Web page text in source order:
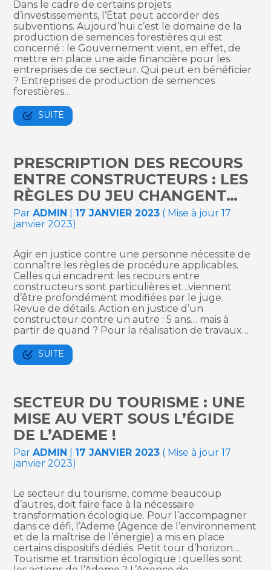
Dans le cadre de certains projets
d’investissements, l’État peut accorder des
subventions. Aujourd’hui c’est le domaine de la
production de semences forestières qui est
concerné : le Gouvernement vient, en effet, de
mettre en place une aide financière pour les
entreprises de ce secteur. Qui peut en bénéficier
? Entreprises de production de semences
forestières…
SUITE
PRESCRIPTION DES RECOURS
ENTRE CONSTRUCTEURS : LES
RÈGLES DU JEU CHANGENT…
ParADMIN 17 JANVIER 2023 ( Mise à jour 17
janvier 2023)
Agir en justice contre une personne nécessite de
connaître les règles de procédure applicables.
Celles qui encadrent les recours entre
constructeurs sont particulières et…viennent
d’être profondément modifiées par le juge.
Revue de détails. Action en justice d’un
constructeur contre un autre : 5 ans… mais à
partir de quand ? Pour la réalisation de travaux…
SUITE
SECTEUR DU TOURISME : UNE
MISE AU VERT SOUS L’ÉGIDE
DE L’ADEME !
ParADMIN 17 JANVIER 2023 ( Mise à jour 17
janvier 2023)
Le secteur du tourisme, comme beaucoup
d’autres, doit faire face à la nécessaire
transformation écologique. Pour l’accompagner
dans ce défi, l’Ademe (Agence de l’environnement
et de la maîtrise de l’énergie) a mis en place
certains dispositifs dédiés. Petit tour d’horizon…
Tourisme et transition écologique : quelles sont